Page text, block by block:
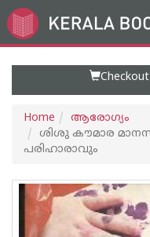
Go
to
Home
ആരോഗ്യം
ശിശു കൗമാര
പരിഹാരാവും